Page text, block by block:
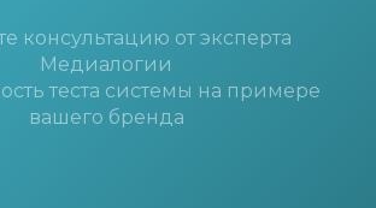
консультацию от эксперта
Медиалогии
теста системы на примере
вашего бренда